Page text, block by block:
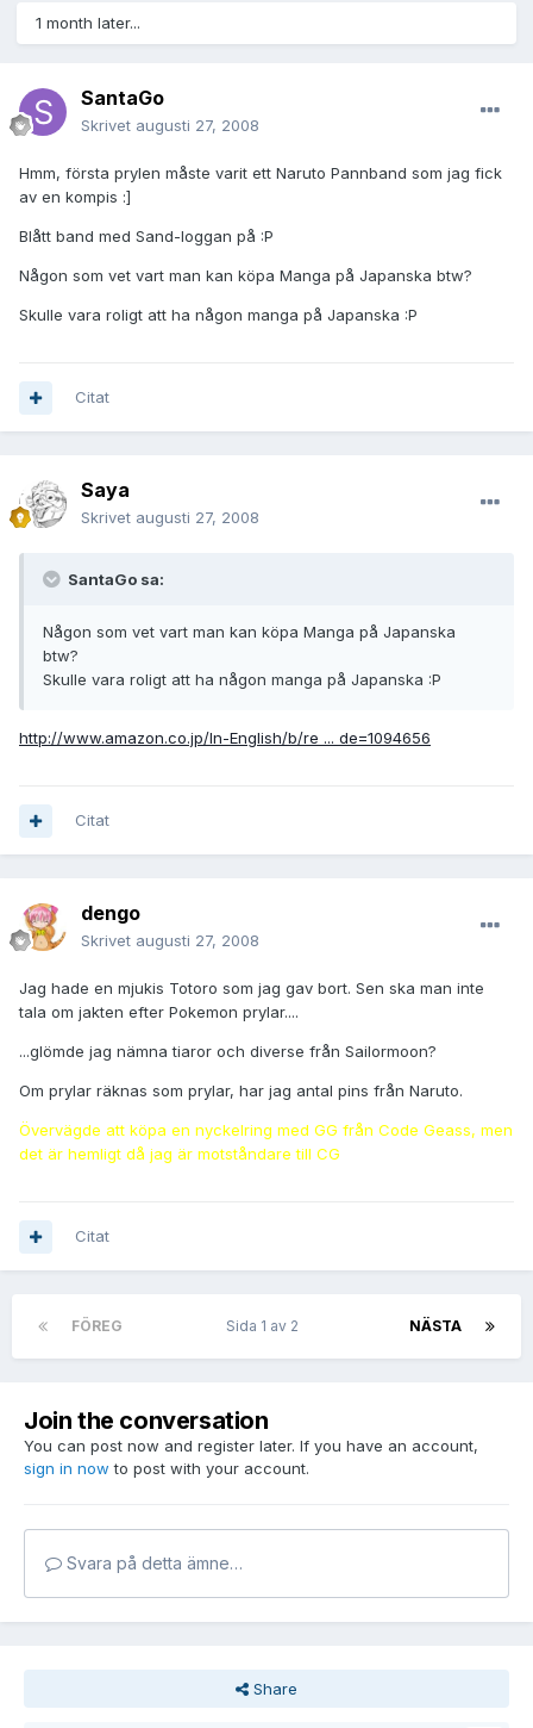
1 month later...
SantaGo
Skrivet augusti 27, 2008
Hmm, första prylen måste varit ett Naruto Pannband som jag fick
av en kompis :]
Blått band med Sand-loggan på :P
Någon som vet vart man kan köpa Manga på Japanska btw?
Skulle vara roligt att ha någon manga på Japanska :P
Citat
Saya
Skrivet augusti 27, 2008
SantaGo sa:
Någon som vet vart man kan köpa Manga på Japanska
btw?
Skulle vara roligt att ha någon manga på Japanska :P
http://www.amazon.co.jp/In-English/b/re ... de=1094656
Citat
dengo
Skrivet augusti 27, 2008
Jag hade en mjukis Totoro som jag gav bort. Sen ska man inte
tala om jakten efter Pokemon prylar....
...glömde jag nämna tiaror och diverse från Sailormoon?
Om prylar räknas som prylar, har jag antal pins från Naruto.
Övervägde att köpa en nyckelring med GG från Code Geass, men
det är hemligt då jag är motståndare till CG
Citat
FÖREG NÄSTA
Sida 1 av 2
Join the conversation
You can post now and register later. If you have an account,
sign in now to post with your account.
Svara på detta ämne…
Share